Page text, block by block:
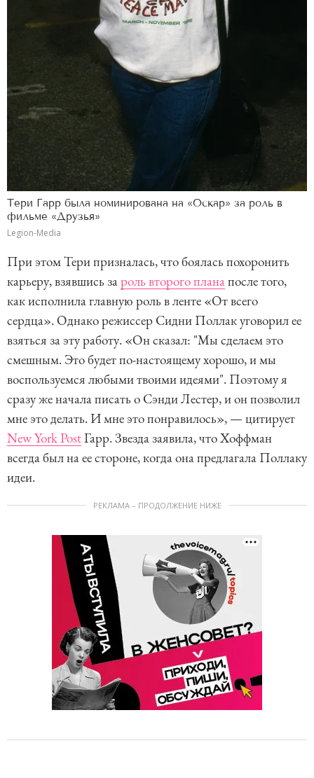
Тери Гарр была номинирована на «Оскар» за роль в
фильме «Друзья»
Legion-Media
При этом Тери призналась, что боялась похоронить
карьеру, взявшись зароль второго планапосле того,
как исполнила главную роль в ленте «От всего
сердца». Однако режиссер Сидни Поллак уговорил ее
взяться за эту работу. «Он сказал: "Мы сделаем это
смешным. Это будет по-настоящему хорошо, и мы
воспользуемся любыми твоими идеями". Поэтому я
сразу же начала писать о Сэнди Лестер, и он позволил
мне это делать. И мне это понравилось», — цитирует
New York PostГарр. Звезда заявила, что Хоффман
всегда был на ее стороне, когда она предлагала Поллаку
идеи.
РЕКЛАМА – ПРОДОЛЖЕНИЕ НИЖЕ